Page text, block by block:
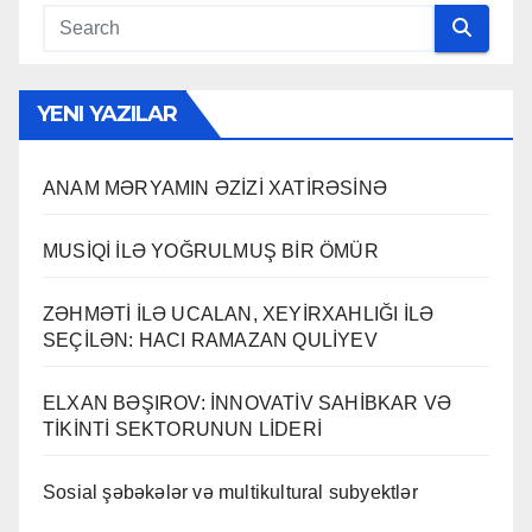
YENI YAZILAR
ANAM MƏRYAMIN ƏZİZİ XATİRƏSİNƏ
MUSİQİ İLƏ YOĞRULMUŞ BİR ÖMÜR
ZƏHMƏTİ İLƏ UCALAN, XEYİRXAHLIĞI İLƏ
SEÇİLƏN: HACI RAMAZAN QULİYEV
ELXAN BƏŞIROV: İNNOVATİV SAHİBKAR VƏ
TİKİNTİ SEKTORUNUN LİDERİ
Sosial şəbəkələr və multikultural subyektlər